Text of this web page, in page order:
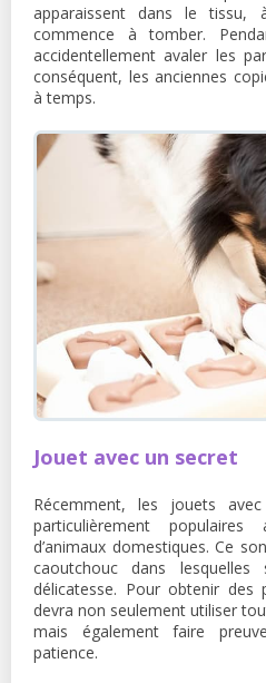
apparaissent dans le tissu,
commence à tomber.
accidentellement avaler les
conséquent, les anciennes
à temps.
Jouet avec un secret
Récemment, les jouets
particulièrement populaires
d’animaux domestiques. Ce
caoutchouc dans
délicatesse. Pour obtenir des
devra non seulement utiliser
mais également faire
patience.